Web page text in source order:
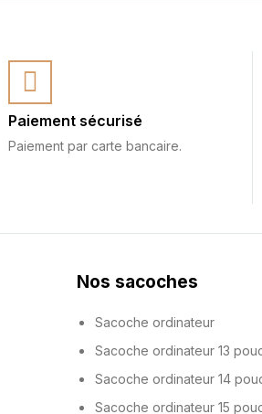
Paiement sécurisé
Paiement par carte bancaire.
Nos sacoches
Sacoche ordinateur
Sacoche ordinateur 13
Sacoche ordinateur 14
Sacoche ordinateur 15